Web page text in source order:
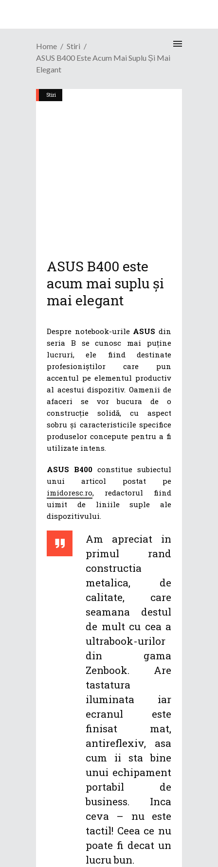
Home
Stiri
ASUS B400 Este Acum Mai Suplu Și Mai
Elegant
Stiri
ASUS B400 este
acum mai suplu și
mai elegant
Despre notebook-urile ASUS din
seria B se cunosc mai puține
lucruri, ele fiind destinate
profesioniștilor care pun
accentul pe elementul productiv
al acestui dispozitiv. Oamenii de
afaceri se vor bucura de o
construcție solidă, cu aspect
sobru și caracteristicile specifice
produselor concepute pentru a fi
utilizate intens.
ASUS B400 constitue subiectul
unui articol postat pe
imidoresc.ro, redactorul fiind
uimit de liniile suple ale
dispozitivului.
Am apreciat in
primul rand
constructia
metalica, de
calitate, care
seamana destul
de mult cu cea a
ultrabook-urilor
din gama
Zenbook. Are
tastatura
iluminata iar
ecranul este
finisat mat,
antireflexiv, asa
cum ii sta bine
unui echipament
portabil de
business. Inca
ceva – nu este
tactil! Ceea ce nu
poate fi decat un
lucru bun.